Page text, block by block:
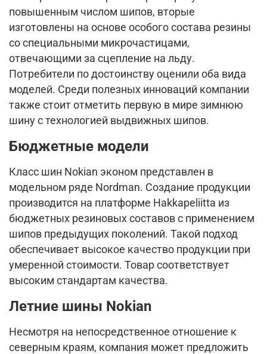
повышенным числом шипов, вторые
изготовлены на основе особого состава резины
со специальными микрочастицами,
отвечающими за сцепление на льду.
Потребители по достоинству оценили оба вида
моделей. Среди полезных инноваций компании
также стоит отметить первую в мире зимнюю
шину с технологией выдвижных шипов.
Бюджетные модели
Класс шин Nokian эконом представлен в
модельном ряде Nordman. Создание продукции
производится на платформе Hakkapeliitta из
бюджетных резиновых составов с применением
шипов предыдущих поколений. Такой подход
обеспечивает высокое качество продукции при
умеренной стоимости. Товар соответствует
высоким стандартам качества.
Летние шины Nokian
Несмотря на непосредственное отношение к
северным краям, компания может предложить